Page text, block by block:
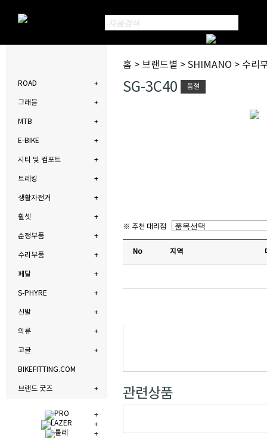
ROAD
그래블
MTB
E-BIKE
시티 및 컴포트
트레킹
생활자전거
휠셋
순정부품
수리부품
페달
S-PHYRE
신발
의류
고글
BIKEFITTING.COM
브랜드 굿즈
홈 > 브랜드별 > SHIMANO > 수리
SG-3C40 품절
※ 추천 대리점
No 지역
관련상품